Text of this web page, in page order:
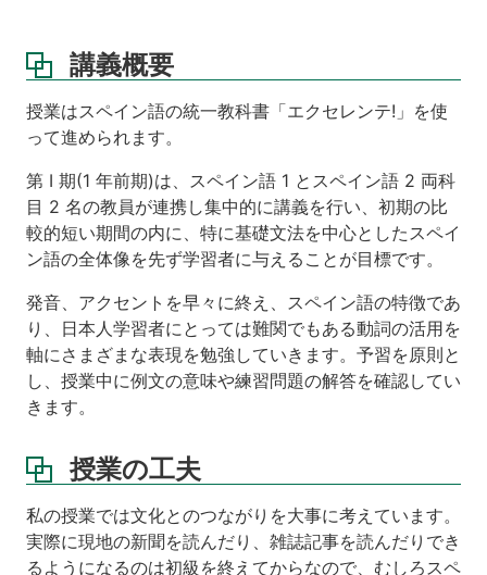
講義概要
授業はスペイン語の統一教科書「エクセレンテ!」を使
って進められます。
第 I 期(1 年前期)は、スペイン語 1 とスペイン語 2 両科
目 2 名の教員が連携し集中的に講義を行い、初期の比
較的短い期間の内に、特に基礎文法を中心としたスペイ
ン語の全体像を先ず学習者に与えることが目標です。
発音、アクセントを早々に終え、スペイン語の特徴であ
り、日本人学習者にとっては難関でもある動詞の活用を
軸にさまざまな表現を勉強していきます。予習を原則と
し、授業中に例文の意味や練習問題の解答を確認してい
きます。
授業の工夫
私の授業では文化とのつながりを大事に考えています。
実際に現地の新聞を読んだり、雑誌記事を読んだりでき
るようになるのは初級を終えてからなので、むしろスペ